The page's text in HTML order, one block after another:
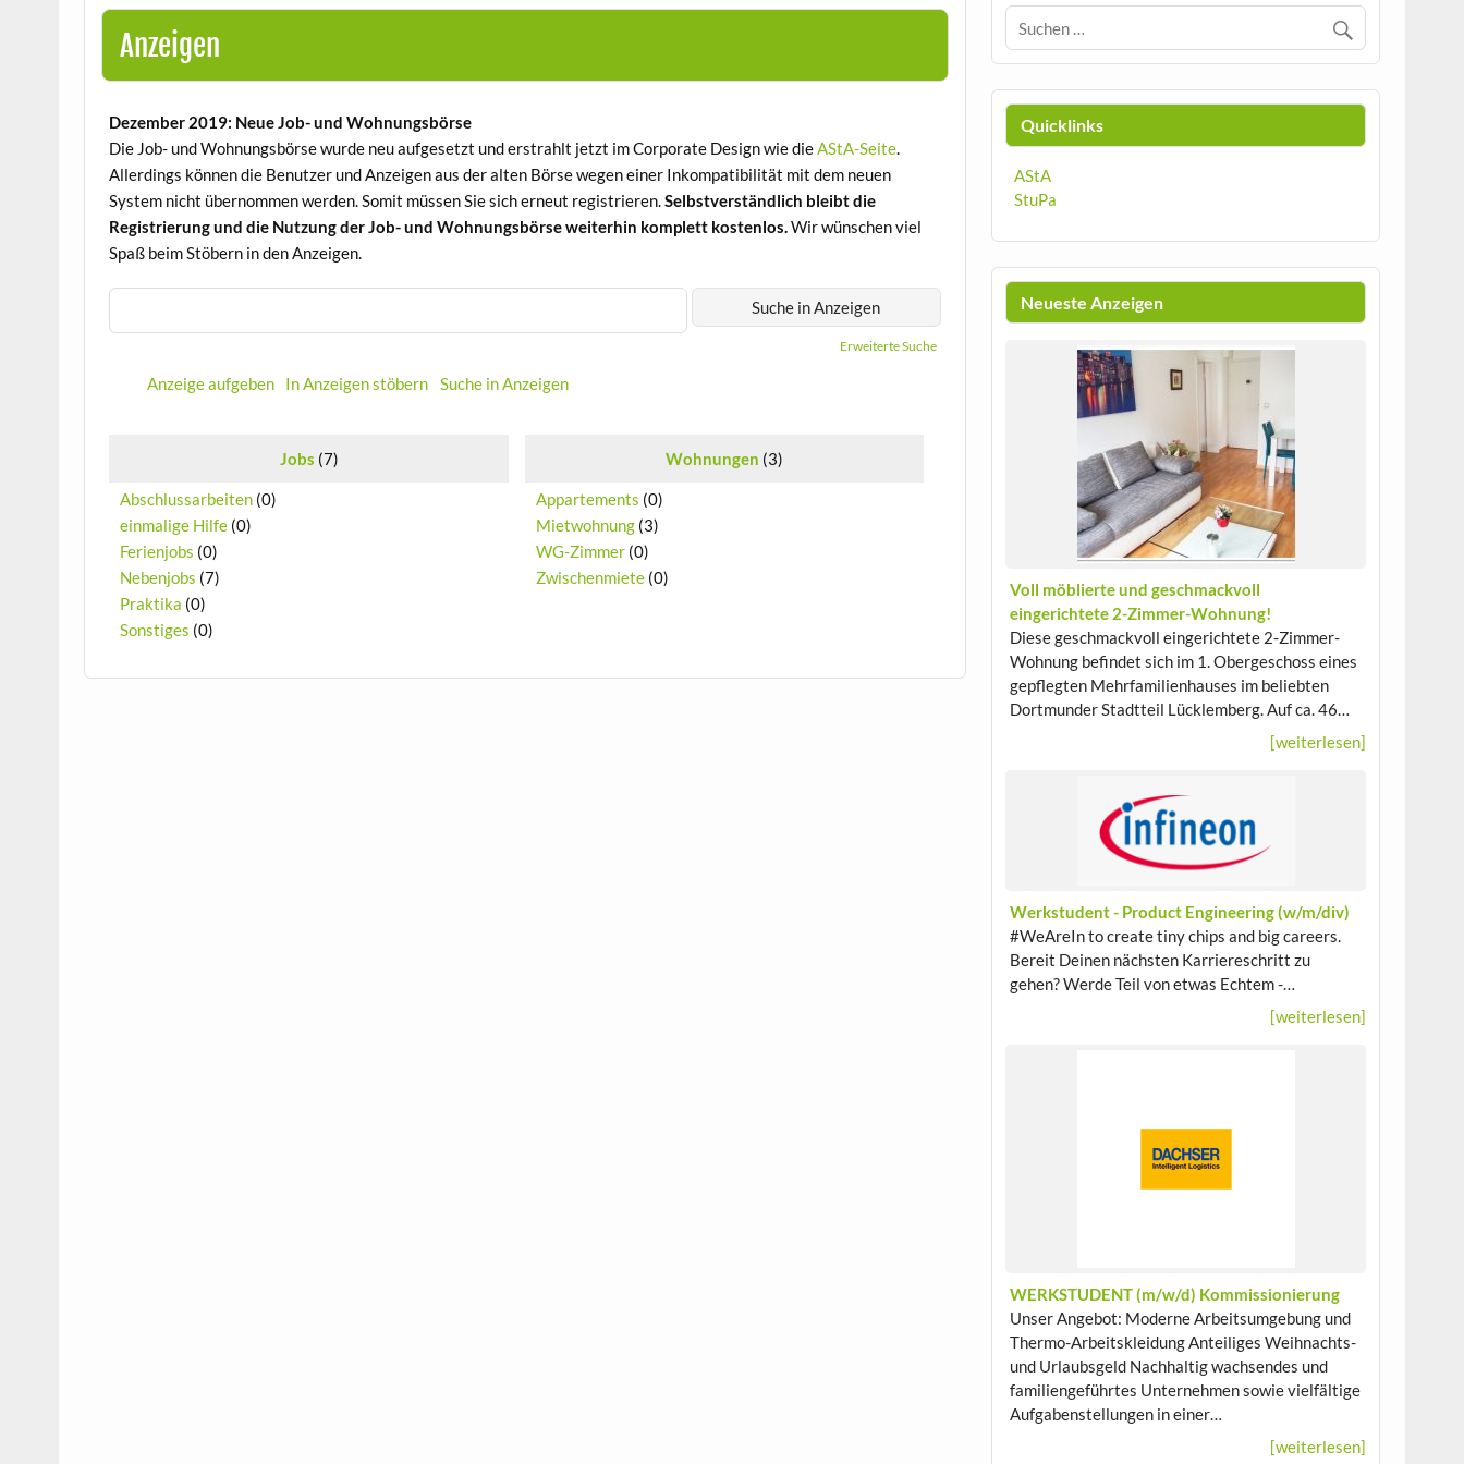
Anzeigen
Dezember 2019: Neue Job- und Wohnungsbörse
Die Job- und Wohnungsbörse wurde neu aufgesetzt und erstrahlt jetzt im Corporate Design wie dieAStA-Seite.
Allerdings können die Benutzer und Anzeigen aus der alten Börse wegen einer Inkompatibilität mit dem neuen
System nicht übernommen werden. Somit müssen Sie sich erneut registrieren.Selbstverständlich bleibt die
Registrierung und die Nutzung der Job- und Wohnungsbörse weiterhin komplett kostenlos.Wir wünschen viel
Spaß beim Stöbern in den Anzeigen.
nach:
Erweiterte Suche
Anzeige aufgeben In Anzeigen stöbern Suche in Anzeigen
Jobs (7)
Abschlussarbeiten (0)
einmalige Hilfe (0)
Ferienjobs (0)
Nebenjobs (7)
Praktika (0)
Sonstiges (0)
Wohnungen (3)
Appartements (0)
Mietwohnung(3)
WG-Zimmer(0)
Zwischenmiete(0)
Quicklinks
AStA
StuPa
Neueste Anzeigen
Voll möblierte und geschmackvoll
eingerichtete 2-Zimmer-Wohnung!
Diese geschmackvoll eingerichtete 2-Zimmer-
Wohnung befindet sich im 1. Obergeschoss eines
gepflegten Mehrfamilienhauses im beliebten
Dortmunder Stadtteil Lücklemberg. Auf ca. 46…
[weiterlesen]
Werkstudent - Product Engineering (w/m/div)
#WeAreIn to create tiny chips and big careers.
Bereit Deinen nächsten Karriereschritt zu
gehen? Werde Teil von etwas Echtem -…
[weiterlesen]
WERKSTUDENT (m/w/d) Kommissionierung
Unser Angebot: Moderne Arbeitsumgebung und
Thermo-Arbeitskleidung Anteiliges Weihnachts-
und Urlaubsgeld Nachhaltig wachsendes und
familiengeführtes Unternehmen sowie vielfältige
Aufgabenstellungen in einer…
[weiterlesen]